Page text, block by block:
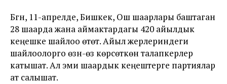
Бүгүн, 11-апрелде, Бишкек, Ош шаарлары баштаган
28 шаарда жана аймактардагы 420 айылдык
кеңешке шайлоо өтөт. Айыл жерлериндеги
шайлоолорго өзүн-өзү көрсөткөн талапкерлер
катышат. Ал эми шаардык кеңештерге партиялар
ат салышат.